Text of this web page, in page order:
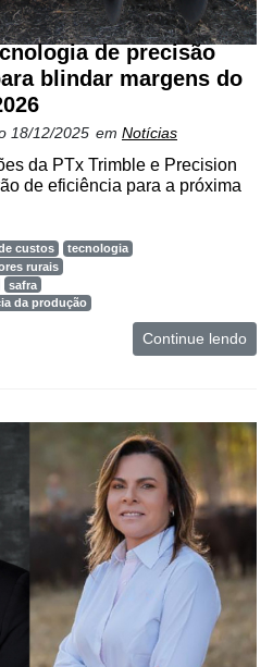
de precisão
blindar margens do
18/12/2025 em Notícias
da PTx Trimble e Precision
de eficiência para a próxima
custos
tecnologia
rurais
safra
da produção
Continue lendo